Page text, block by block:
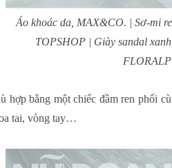
Áo khoác da, MAX&CO. | Sơ-mi
TOPSHOP | Giày sandal
bằng một chiếc đầm ren phối
tai, vòng tay…